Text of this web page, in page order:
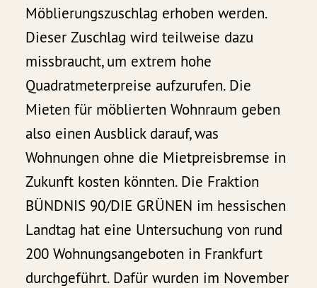
Möblierungszuschlag erhoben werden.
Dieser Zuschlag wird teilweise dazu
missbraucht, um extrem hohe
Quadratmeterpreise aufzurufen. Die
Mieten für möblierten Wohnraum geben
also einen Ausblick darauf, was
Wohnungen ohne die Mietpreisbremse in
Zukunft kosten könnten. Die Fraktion
BÜNDNIS 90/DIE GRÜNEN im hessischen
Landtag hat eine Untersuchung von rund
200 Wohnungsangeboten in Frankfurt
durchgeführt. Dafür wurden im November